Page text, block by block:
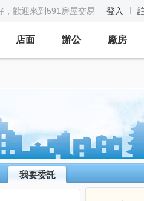
，歡迎來到591房屋交易 登入
店面 辦公 廠房
我要委託